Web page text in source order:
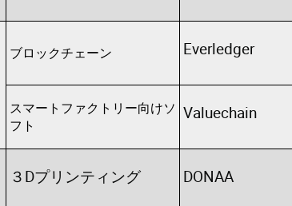
ブロックチェーン Everledger
スマートファクトリー向けソ
フト
Valuechain
３Dプリンティング DONAA